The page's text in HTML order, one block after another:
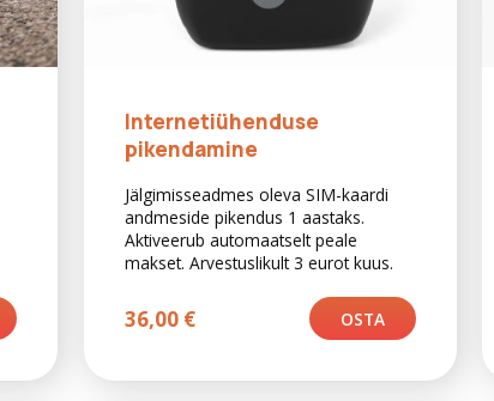
Internetiühenduse
pikendamine
Jälgimisseadmes oleva SIM-kaardi
andmeside pikendus 1 aastaks.
Aktiveerub automaatselt peale
makset. Arvestuslikult 3 eurot kuus.
36,00 € OSTA